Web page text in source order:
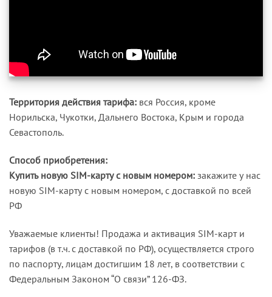
Территория действия тарифа: вся Россия, кроме
Норильска, Чукотки, Дальнего Востока, Крым и города
Севастополь.
Способ приобретения:
Купить новую SIM-карту с новым номером: закажите у нас
новую SIM-карту с новым номером, с доставкой по всей
РФ
Уважаемые клиенты! Продажа и активация SIM-карт и
тарифов (в т.ч. с доставкой по РФ), осуществляется строго
по паспорту, лицам достигшим 18 лет, в соответствии с
Федеральным Законом “О связи” 126-ФЗ.